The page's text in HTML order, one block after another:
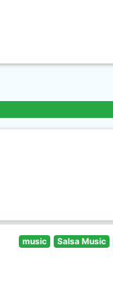
music Salsa Music